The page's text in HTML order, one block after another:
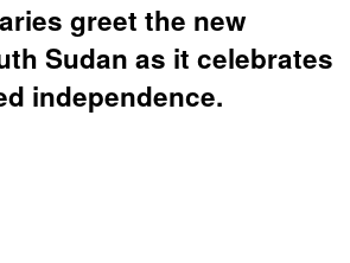
greet the new
Sudan as it celebrates
independence.